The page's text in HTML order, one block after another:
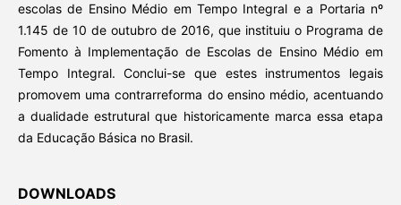
escolas de Ensino Médio em Tempo Integral e a Portaria nº
1.145 de 10 de outubro de 2016, que instituiu o Programa de
Fomento à Implementação de Escolas de Ensino Médio em
Tempo Integral. Conclui-se que estes instrumentos legais
promovem uma contrarreforma do ensino médio, acentuando
a dualidade estrutural que historicamente marca essa etapa
da Educação Básica no Brasil.
DOWNLOADS